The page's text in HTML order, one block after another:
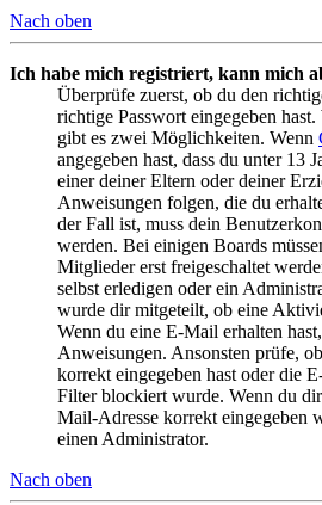
Nach oben
Ich habe mich registriert, kann mich
Überprüfe zuerst, ob du den
richtige Passwort eingegeben
gibt es zwei Möglichkeiten. Wenn
angegeben hast, dass du unter 13
einer deiner Eltern oder deiner
Anweisungen folgen, die du
der Fall ist, muss dein
werden. Bei einigen Boards
Mitglieder erst freigeschaltet
selbst erledigen oder ein
wurde dir mitgeteilt, ob eine
Wenn du eine E-Mail erhalten
Anweisungen. Ansonsten prüfe,
korrekt eingegeben hast oder die
Filter blockiert wurde. Wenn du
Mail-Adresse korrekt eingegeben
einen Administrator.
Nach oben